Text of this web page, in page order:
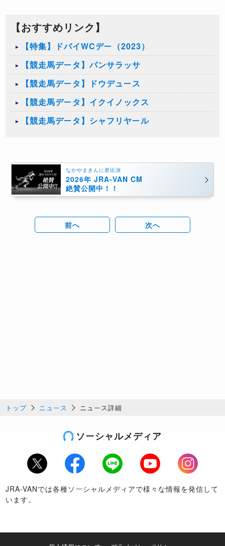
【おすすめリンク】
【特集】ドバイWCデー（2023）
【競走馬データ】パンサラッサ
【競走馬データ】ドウデュース
【競走馬データ】イクイノックス
【競走馬データ】シャフリヤール
なかやまきんに君出演
2026年 JRA-VAN CM
絶賛公開中！！
前へ 次へ
トップ ニュース ニュース詳細
ソーシャルメディア
Twitter Facebook LINE Youtube
Instagram
JRA-VANでは各種ソーシャルメディアで様々な情報を発信して
います。